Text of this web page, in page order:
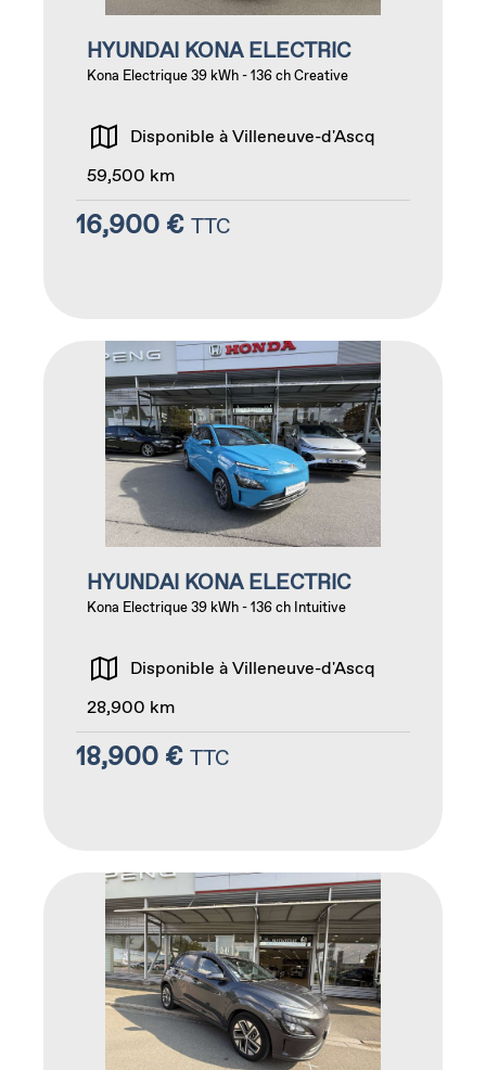
HYUNDAI KONA ELECTRIC
Kona Electrique 39 kWh - 136 ch Creative
Disponible à Villeneuve-d'Ascq
59,500 km
16,900 € TTC
HYUNDAI KONA ELECTRIC
Kona Electrique 39 kWh - 136 ch Intuitive
Disponible à Villeneuve-d'Ascq
28,900 km
18,900 € TTC